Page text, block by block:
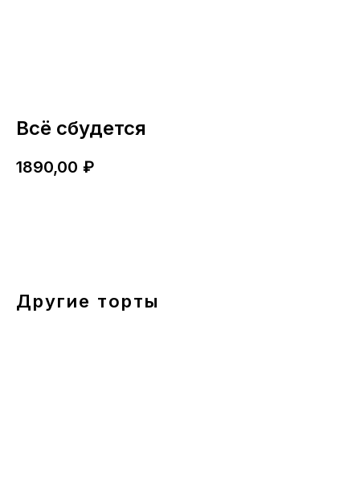
Всё сбудется
1890,00 ₽
Другие торты